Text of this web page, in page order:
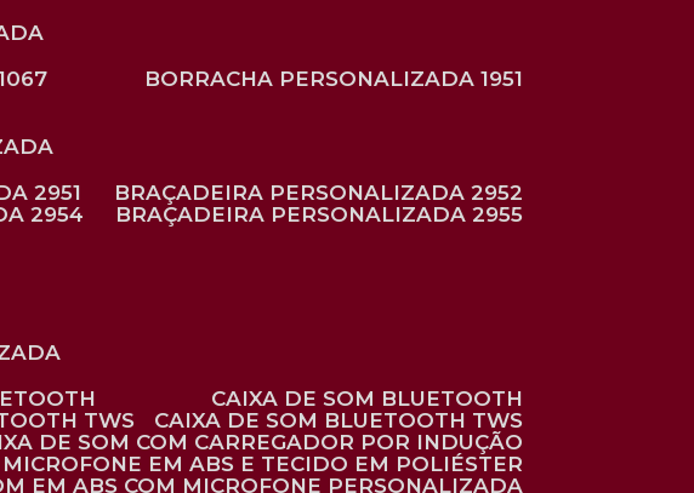
BORRACHA PERSONALIZADA 1951
2951
BRAÇADEIRA PERSONALIZADA 2952
2954
BRAÇADEIRA PERSONALIZADA 2955
CAIXA DE SOM BLUETOOTH
TWS
CAIXA DE SOM BLUETOOTH TWS
DE SOM COM CARREGADOR POR INDUÇÃO
MICROFONE EM ABS E TECIDO EM POLIÉSTER
EM ABS COM MICROFONE PERSONALIZADA